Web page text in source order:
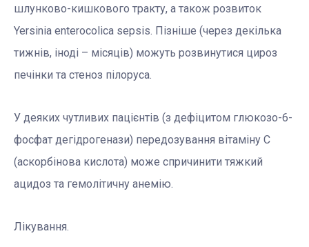
шлунково-кишкового тракту, а також розвиток
Yersinia enterocolica sepsis. Пізніше (через декілька
тижнів, іноді – місяців) можуть розвинутися цироз
печінки та стеноз пілоруса.
У деяких чутливих пацієнтів (з дефіцитом глюкозо-6-
фосфат дегідрогенази) передозування вітаміну C
(аскорбінова кислота) може спричинити тяжкий
ацидоз та гемолітичну анемію.
Лікування.